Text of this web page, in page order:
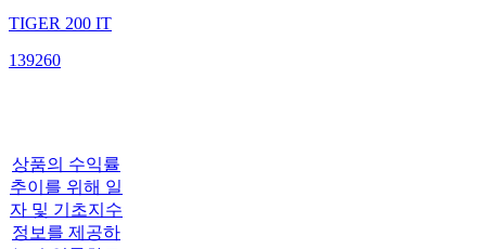
TIGER 200 IT
139260
상품의 수익률
추이를 위해 일
자 및 기초지수
정보를 제공하